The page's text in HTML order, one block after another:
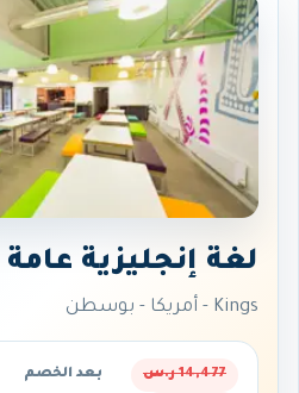
لغة إنجليزية عامة
Kings - أمريكا - بوسطن
14,477 ر.س بعد الخصم